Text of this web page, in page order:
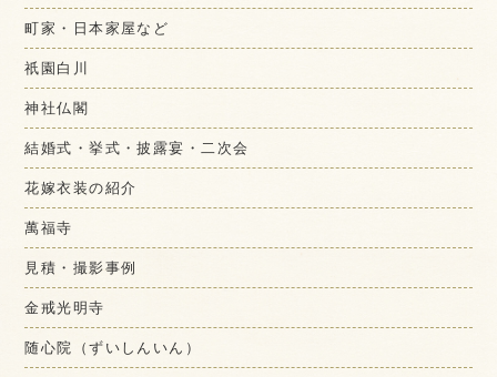
町家・日本家屋など
祇園白川
神社仏閣
結婚式・挙式・披露宴・二次会
花嫁衣装の紹介
萬福寺
見積・撮影事例
金戒光明寺
随心院（ずいしんいん）